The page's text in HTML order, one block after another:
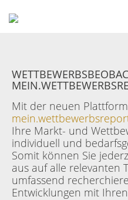
Mit der neuen Plattform
Ihre Markt- und
individuell und
Somit können Sie
aus auf alle relevanten
umfassend
Entwicklungen mit